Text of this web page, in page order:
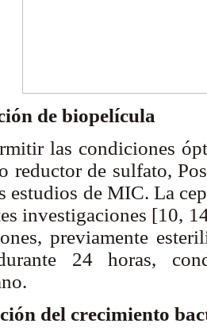
de biopelícula
las condiciones
reductor de sulfato,
estudios de MIC. La
investigaciones [10,
previamente
24 horas,
del crecimiento